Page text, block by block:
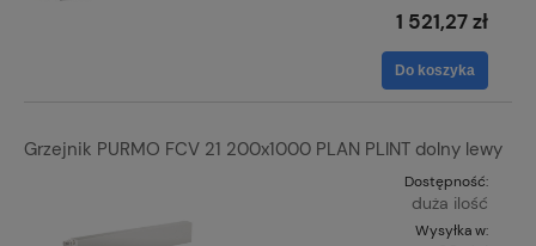
1 521,27 zł
Do koszyka
Grzejnik PURMO FCV 21 200x1000 PLAN PLINT dolny lewy
Dostępność:
duża ilość
Wysyłka w: